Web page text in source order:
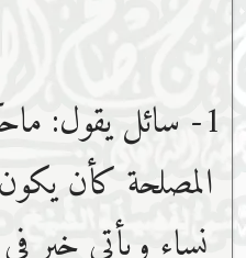
1- سائل يقول:
المصلحة كأن